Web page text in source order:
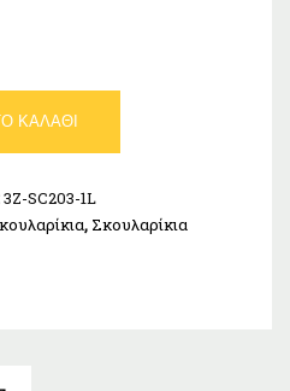
ΚΑΛΆΘΙ
3Z-SC203-1L
, Σκουλαρίκια